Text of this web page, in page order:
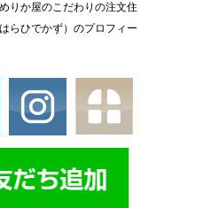
りか屋のこだわりの注文住
らひでかず）のプロフィー